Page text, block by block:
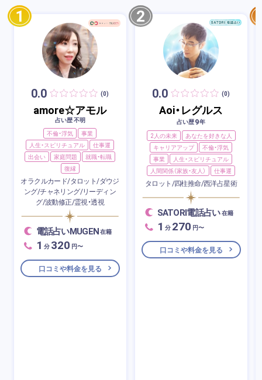
1
0.0 (0)
amore☆アモル
占い歴 不明
不倫・浮気
事業
人生・スピリチュアル
仕事運
出会い
家庭問題
就職・転職
復縁
オラクルカード/タロット/ダウジ
ング/チャネリング/リーディン
グ/波動修正/霊視・透視
電話占いMUGEN在籍
1 分 320 円〜
口コミや料金を見る
2
0.0 (0)
Aoi・レグルス
占い歴9年
2人の未来
あなたを好きな人
キャリアアップ
不倫・浮気
事業
人生・スピリチュアル
人間関係（家族・友人）
仕事運
タロット/四柱推命/西洋占星術
SATORI電話占い在籍
1 分 270 円〜
口コミや料金を見る